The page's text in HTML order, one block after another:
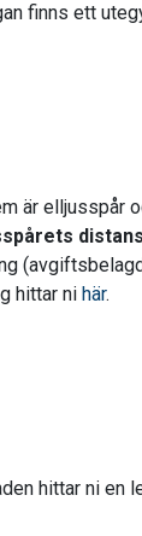
finns ett
är
hittar ni här.
hittar ni en